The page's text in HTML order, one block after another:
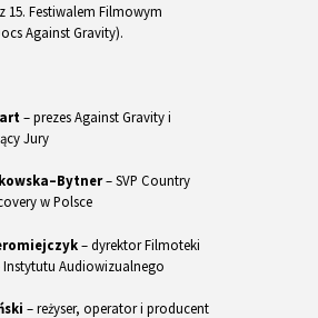
15. Festiwalem Filmowym
Against Gravity).
– prezes Against Gravity i
Jury
– SVP Country
w Polsce
– dyrektor Filmoteki
Audiowizualnego
– reżyser, operator i producent